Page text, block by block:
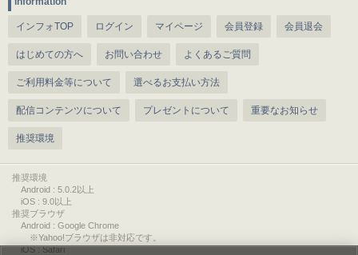
インフォTOP ログイン マイページ 会員登録 会員退会
はじめての方へ お問い合わせ よくあるご質問
ご利用料金等について 選べるお支払い方法
配信コンテンツについて プレゼントについて 重要なお知らせ
推奨環境
推奨環境
Android : 5.0.2以上
iOS : 9.0以上
推奨ブラウザ
Android : Google Chrome
※Yahoo!ブラウザは非対応です。
iOS : Safari